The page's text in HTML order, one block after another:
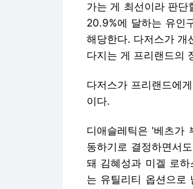
가는 게 최선이라 판단
20.9%에 달하는 유인
해당한다. 다저스가 개
다지는 게 프리랜드의
다저스가 프리랜드에
이다.
디애슬레틱은 '베츠가
동하기로 결정하면서
돼 김혜성과 미겔 로
는 유틸리티 옵션으로